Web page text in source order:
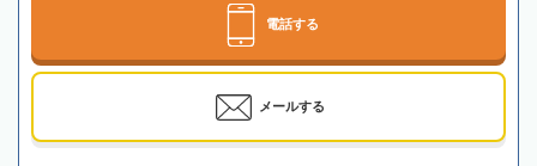
電話する
メールする